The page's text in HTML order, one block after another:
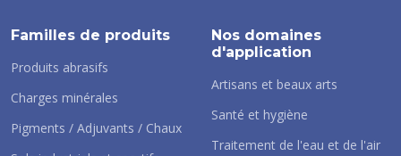
Familles de produits
Produits abrasifs
Charges minérales
Pigments / Adjuvants / Chaux
Nos domaines
d'application
Artisans et beaux arts
Santé et hygiène
Traitement de l'eau et de l'air